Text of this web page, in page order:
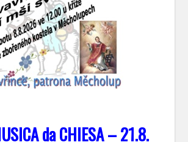
da CHIESA – 21.8.